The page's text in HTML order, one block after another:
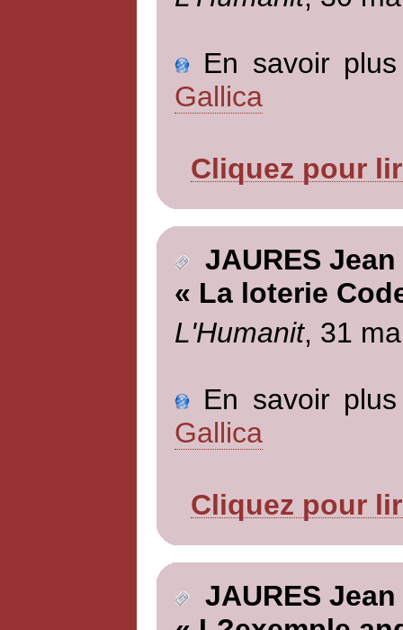
En savoir
Gallica
Cliquez pour
JAURES Jean
« La loterie
L'Humanit, 31
En savoir
Gallica
Cliquez pour
JAURES Jean